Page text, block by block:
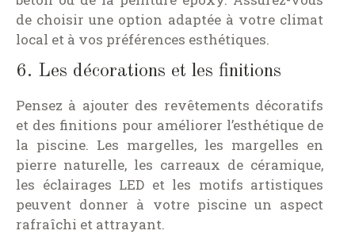
de choisir une option adaptée à votre climat
local et à vos préférences esthétiques.
6. Les décorations et les finitions
Pensez à ajouter des revêtements décoratifs
et des finitions pour améliorer l’esthétique de
la piscine. Les margelles, les margelles en
pierre naturelle, les carreaux de céramique,
les éclairages LED et les motifs artistiques
peuvent donner à votre piscine un aspect
rafraîchi et attrayant.